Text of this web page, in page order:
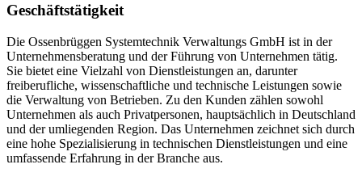
Geschäftstätigkeit
Die Ossenbrüggen Systemtechnik Verwaltungs GmbH ist in der
Unternehmensberatung und der Führung von Unternehmen tätig.
Sie bietet eine Vielzahl von Dienstleistungen an, darunter
freiberufliche, wissenschaftliche und technische Leistungen sowie
die Verwaltung von Betrieben. Zu den Kunden zählen sowohl
Unternehmen als auch Privatpersonen, hauptsächlich in Deutschland
und der umliegenden Region. Das Unternehmen zeichnet sich durch
eine hohe Spezialisierung in technischen Dienstleistungen und eine
umfassende Erfahrung in der Branche aus.